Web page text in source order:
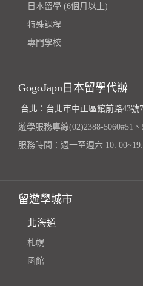
日本留學 (6個月以上)
特殊課程
專門學校
GogoJapn日本留學代辦
台北：台北市中正區館前路43號
遊學服務專線(02)2388-5060#51、
服務時間：週一至週六 10:
留遊學城市
北海道
札幌
函館